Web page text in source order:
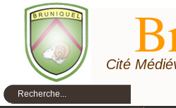
Cité